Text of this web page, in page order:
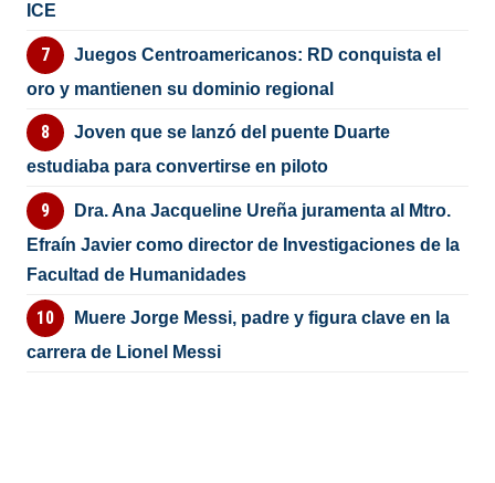
ICE
Juegos Centroamericanos: RD conquista el
oro y mantienen su dominio regional
Joven que se lanzó del puente Duarte
estudiaba para convertirse en piloto
Dra. Ana Jacqueline Ureña juramenta al Mtro.
Efraín Javier como director de Investigaciones de la
Facultad de Humanidades
Muere Jorge Messi, padre y figura clave en la
carrera de Lionel Messi